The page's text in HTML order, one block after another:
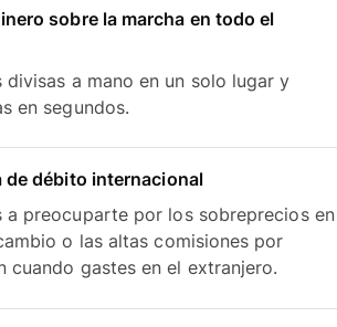
sobre la marcha en todo el
divisas a mano en un solo lugar y
en segundos.
de débito internacional
a preocuparte por los sobreprecios en
o las altas comisiones por
cuando gastes en el extranjero.